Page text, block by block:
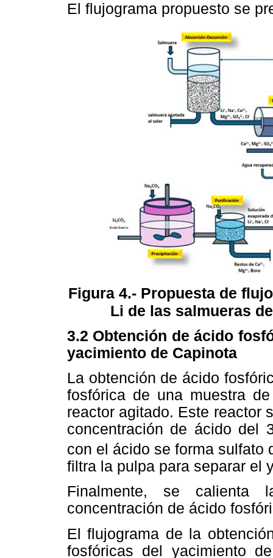
El flujograma propuesto se
Figura 4.- Propuesta de
Li de las salmueras
3.2 Obtención de ácido
yacimiento de Capinota
La obtención de ácido
fosfórica de una muestra
reactor agitado. Este reactor
concentración de ácido del
con el ácido se forma sulfato
filtra la pulpa para separar el
Finalmente, se
concentración de ácido
El flujograma de la
fosfóricas del yacimiento